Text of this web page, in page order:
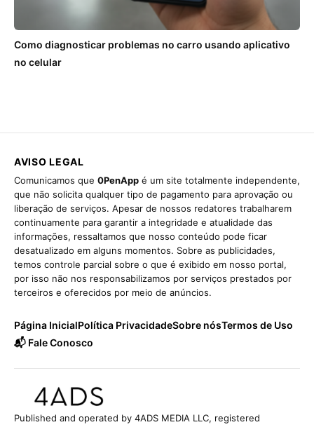
Como diagnosticar problemas no carro usando aplicativo
no celular
AVISO LEGAL
Comunicamos que 0PenApp é um site totalmente independente,
que não solicita qualquer tipo de pagamento para aprovação ou
liberação de serviços. Apesar de nossos redatores trabalharem
continuamente para garantir a integridade e atualidade das
informações, ressaltamos que nosso conteúdo pode ficar
desatualizado em alguns momentos. Sobre as publicidades,
temos controle parcial sobre o que é exibido em nosso portal,
por isso não nos responsabilizamos por serviços prestados por
terceiros e oferecidos por meio de anúncios.
Página InicialPolítica PrivacidadeSobre nósTermos de Uso
📬 Fale Conosco
Published and operated by 4ADS MEDIA LLC, registered